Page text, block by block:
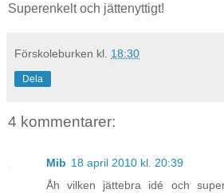
Superenkelt och jättenyttigt!
Förskoleburken kl. 18:30
Dela
4 kommentarer:
Mib 18 april 2010 kl. 20:39
Åh vilken jättebra idé och